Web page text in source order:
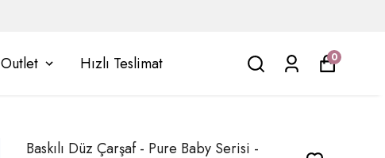
Outlet Hızlı Teslimat 0
Baskılı Düz Çarşaf - Pure Baby Serisi -